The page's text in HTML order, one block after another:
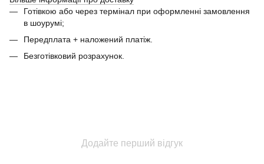
Готівкою або через термінал при оформленні замовлення
в шоурумі;
Передплата + наложений платіж.
Безготівковий розрахунок.
Додайте перший відгук